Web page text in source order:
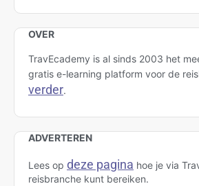
OVER
TravEcademy is al sinds 2003 het
gratis e-learning platform voor de
verder.
ADVERTEREN
Lees op deze pagina hoe je via
reisbranche kunt bereiken.